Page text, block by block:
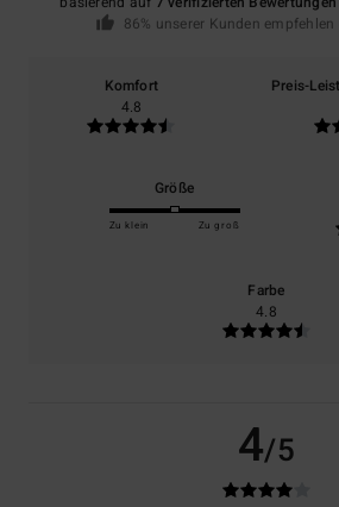
86% unserer Kunden
Komfort
4.8
Preis-
Größe
Zu klein Zu groß
Farbe
4.8
4/5